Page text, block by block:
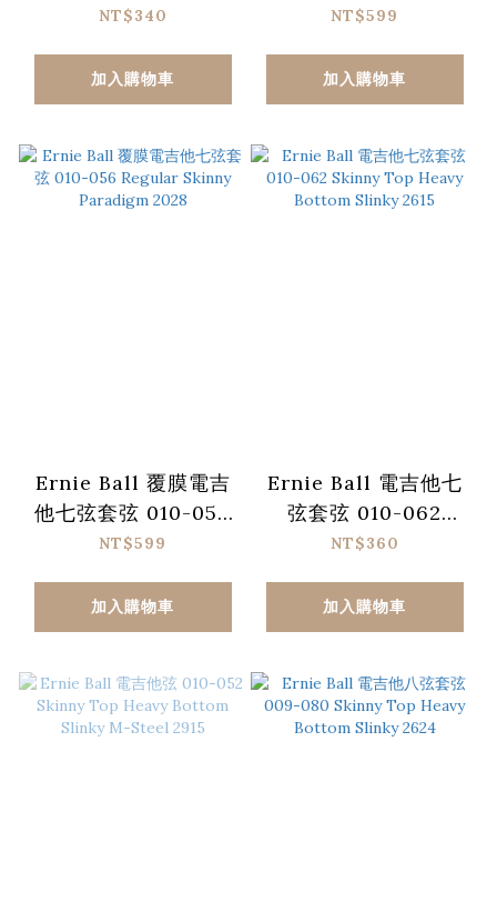
ROLL 經典搖滾鈍鎳
NT$340
加入購物車
Skinny Top Heavy
Paradigm 2030
NT$599
加入購物車
Ernie Ball 覆膜電吉
他七弦套弦 010-056
Regular Skinny
NT$599
加入購物車
Ernie Ball 電吉他七
弦套弦 010-062
Skinny Top Heavy
NT$360
加入購物車